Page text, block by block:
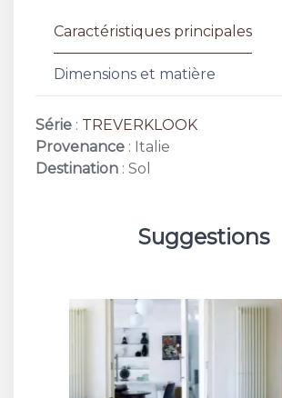
Caractéristiques principales
Dimensions et matière
Série : TREVERKLOOK
Provenance : Italie
Destination : Sol
Suggestions